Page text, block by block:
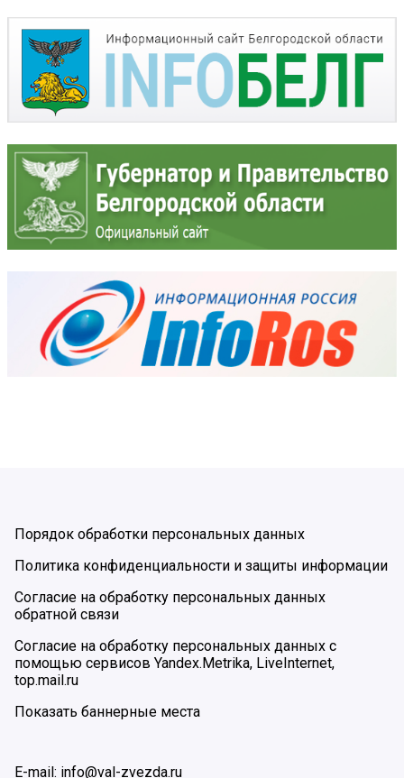
Порядок обработки персональных данных
Политика конфиденциальности и защиты информации
Согласие на обработку персональных данных
обратной связи
Согласие на обработку персональных данных с
помощью сервисов Yandex.Metrika, LiveInternet,
top.mail.ru
Показать баннерные места
E-mail: info@val-zvezda.ru